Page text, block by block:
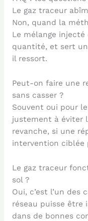
Le gaz traceur
Non, quand la
Le mélange
quantité, et sert
il ressort.
Peut-on faire une
sans casser ?
Souvent oui pour
justement à éviter
revanche, si une
intervention ciblée
Le gaz traceur
sol ?
Oui, c’est l’un des
réseau puisse être
dans de bonnes